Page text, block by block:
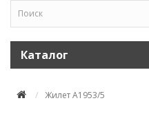
Каталог
Жилет A1953/5